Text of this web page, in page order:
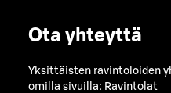
Ota yhteyttä
Yksittäisten ravintoloiden
omilla sivuilla: Ravintolat